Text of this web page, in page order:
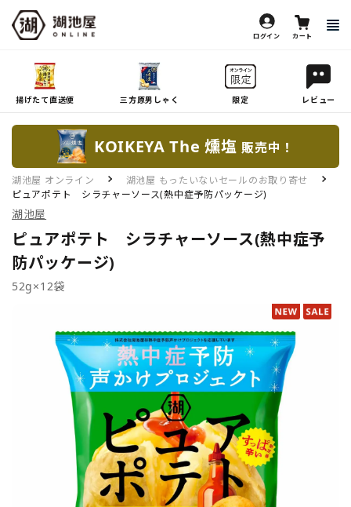
ログイン カート
揚げたて直送便 三方原男しゃく 限定 レビュー
KOIKEYA The 燻塩 販売中！
湖池屋 オンライン
湖池屋 もったいないセールのお取り寄せ
ピュアポテト シラチャーソース(熱中症予防パッケージ)
湖池屋
ピュアポテト シラチャーソース(熱中症予
防パッケージ)
52g×12袋